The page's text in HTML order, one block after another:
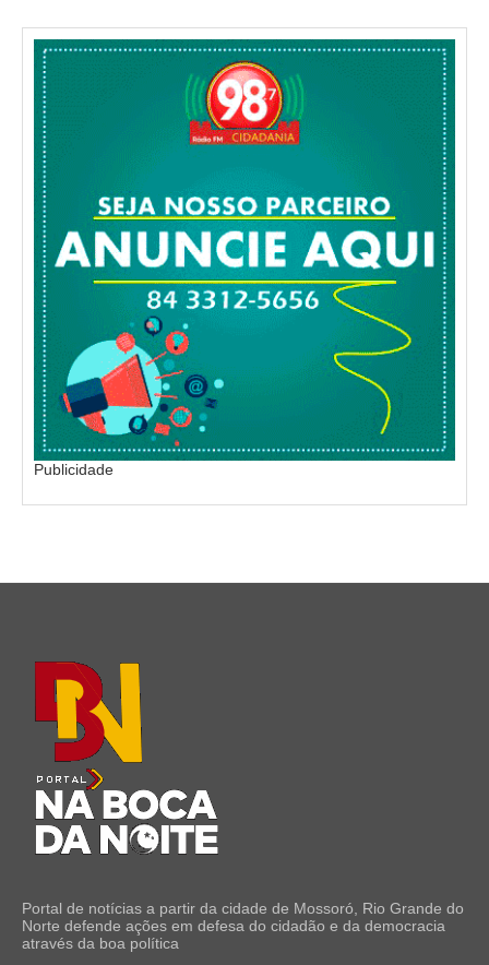
Publicidade
Portal de notícias a partir da cidade de Mossoró, Rio Grande do
Norte defende ações em defesa do cidadão e da democracia
através da boa política